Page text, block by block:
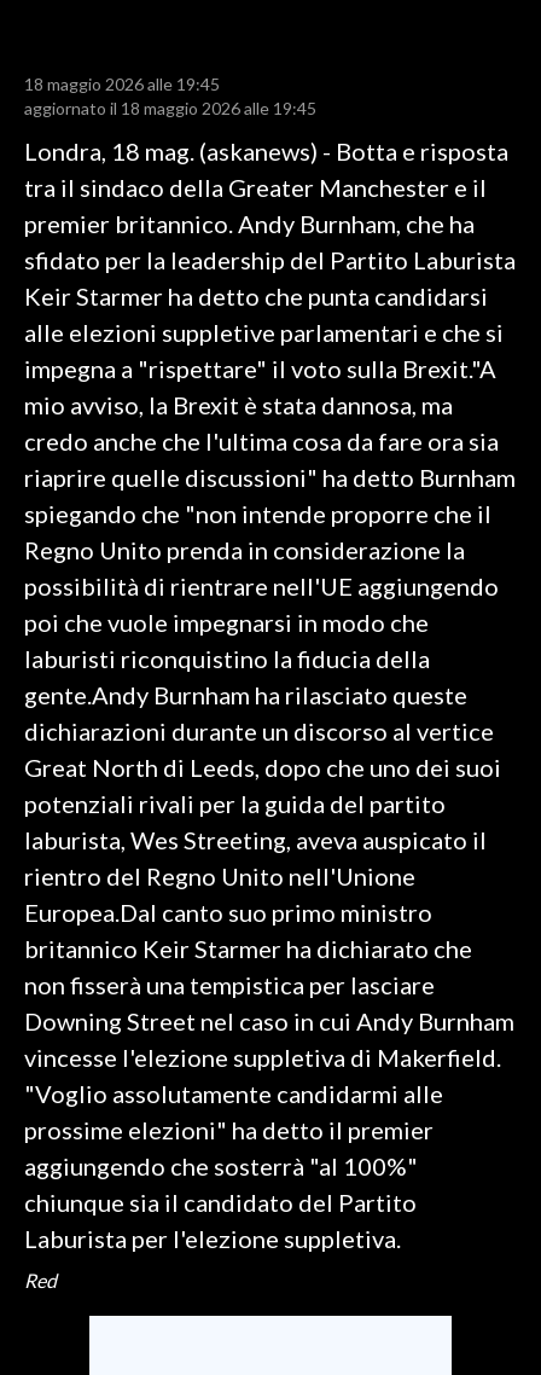
RISULTATI E CLASSIFICHE
CALCIO REGIONALE
BASKET
VOLLEY
MOTORI
TENNIS
ALTRI SPORT
CULTURA
GOSSIP
SALUTE
SARDEGNA TURISMO
SARDI NEL MONDO
NOTIZIE
EVENTI
3 MINUTI CON
INSULARITÀ
INFO AZIENDE
NECROLOGI
PUBBLICITÀ
SPIAGGE
18 maggio 2026 alle 19:45
aggiornato il 18 maggio 2026 alle 19:45
Londra, 18 mag. (askanews) - Botta e risposta
tra il sindaco della Greater Manchester e il
premier britannico. Andy Burnham, che ha
sfidato per la leadership del Partito Laburista
Keir Starmer ha detto che punta candidarsi
alle elezioni suppletive parlamentari e che si
impegna a "rispettare" il voto sulla Brexit."A
mio avviso, la Brexit è stata dannosa, ma
credo anche che l'ultima cosa da fare ora sia
riaprire quelle discussioni" ha detto Burnham
spiegando che "non intende proporre che il
Regno Unito prenda in considerazione la
possibilità di rientrare nell'UE aggiungendo
poi che vuole impegnarsi in modo che
laburisti riconquistino la fiducia della
gente.Andy Burnham ha rilasciato queste
dichiarazioni durante un discorso al vertice
Great North di Leeds, dopo che uno dei suoi
potenziali rivali per la guida del partito
laburista, Wes Streeting, aveva auspicato il
rientro del Regno Unito nell'Unione
Europea.Dal canto suo primo ministro
britannico Keir Starmer ha dichiarato che
non fisserà una tempistica per lasciare
Downing Street nel caso in cui Andy Burnham
vincesse l'elezione suppletiva di Makerfield.
"Voglio assolutamente candidarmi alle
prossime elezioni" ha detto il premier
aggiungendo che sosterrà "al 100%"
chiunque sia il candidato del Partito
Laburista per l'elezione suppletiva.
Red